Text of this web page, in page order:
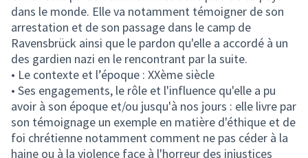
dans le monde. Elle va notamment témoigner de son
arrestation et de son passage dans le camp de
Ravensbrück ainsi que le pardon qu'elle a accordé à un
des gardien nazi en le rencontrant par la suite.
• Le contexte et l’époque : XXème siècle
• Ses engagements, le rôle et l'influence qu'elle a pu
avoir à son époque et/ou jusqu'à nos jours : elle livre par
son témoignage un exemple en matière d'éthique et de
foi chrétienne notamment comment ne pas céder à la
haine ou à la violence face à l'horreur des injustices